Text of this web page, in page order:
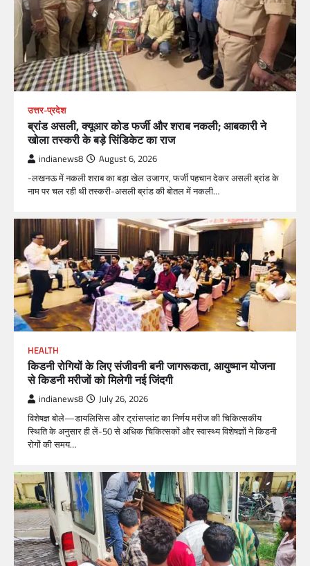
उत्तर-प्रदेश
ब्रांड असली, क्यूआर कोड फर्जी और शराब नकली; आबकारी ने
खोला तस्करी के बड़े सिंडिकेट का राज
indianews8 August 6, 2026
-लखनऊ में नकली शराब का बड़ा खेल उजागर, फर्जी पहचान देकर असली ब्रांड के
नाम पर चल रही थी तस्करी-असली ब्रांड की बोतल में नकली…
HEALTH
किडनी रोगियों के लिए संजीवनी बनी जागरूकता, आयुष्मान योजना
से किडनी मरीजों को मिलेगी नई जिंदगी
indianews8 July 26, 2026
विशेषज्ञ बोले—डायलिसिस और ट्रांसप्लांट का निर्णय मरीज की चिकित्सकीय
स्थिति के अनुसार ही लें-50 से अधिक चिकित्सकों और स्वास्थ्य विशेषज्ञों ने किडनी
रोगों की समय…